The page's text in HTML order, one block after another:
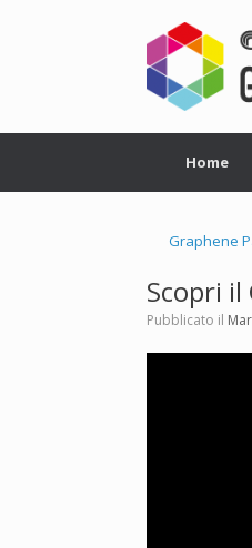
Home
Graphene
Scopri il
Pubblicato il